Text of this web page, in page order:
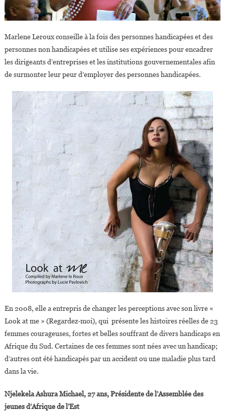
Marlene Leroux conseille à la fois des personnes handicapées et des
personnes non handicapées et utilise ses expériences pour encadrer
les dirigeants d’entreprises et les institutions gouvernementales afin
de surmonter leur peur d’employer des personnes handicapées.
En 2008, elle a entrepris de changer les perceptions avec son livre «
Look at me » (Regardez-moi), qui présente les histoires réelles de 23
femmes courageuses, fortes et belles souffrant de divers handicaps en
Afrique du Sud. Certaines de ces femmes sont nées avec un handicap;
d’autres ont été handicapés par un accident ou une maladie plus tard
dans la vie.
Njelekela Ashura Michael, 27 ans, Présidente de l’Assemblée des
jeunes d’Afrique de l’Est